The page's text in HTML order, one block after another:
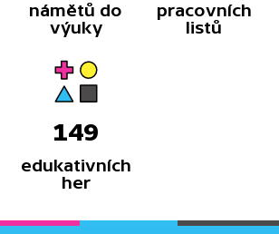
námětů do
výuky
pracovních
listů
149
edukativních
her